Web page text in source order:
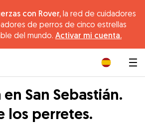
con Rover, la red de cuidadores
de perros de cinco estrellas
del mundo. Activar mi cuenta.
San Sebastián.
los perretes.